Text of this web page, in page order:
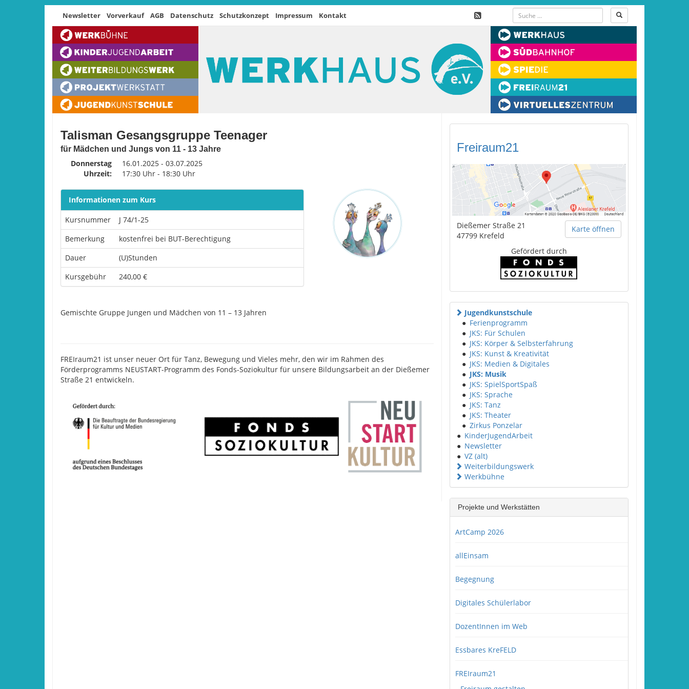
Newsletter Vorverkauf AGB Datenschutz Schutzkonzept Impressum Kontakt
Talisman Gesangsgruppe Teenager
für Mädchen und Jungs von 11 - 13 Jahre
Donnerstag
16.01.2025 - 03.07.2025
Uhrzeit:
17:30 Uhr - 18:30 Uhr
Informationen zum Kurs
Kursnummer
J 74/1-25
Bemerkung
kostenfrei bei BUT-Berechtigung
Dauer
(U)Stunden
Kursgebühr
240,00 €
Gemischte Gruppe Jungen und Mädchen von 11 – 13 Jahren
FREIraum21 ist unser neuer Ort für Tanz, Bewegung und Vieles mehr, den wir im Rahmen des
Förderprogramms NEUSTART-Programm des Fonds-Soziokultur für unsere Bildungsarbeit an der Dießemer
Straße 21 entwickeln.
Freiraum21
Karte öffnen
Dießemer Straße 21
47799 Krefeld
Gefördert durch
Jugendkunstschule
● Ferienprogramm
● JKS: Für Schulen
● JKS: Körper & Selbsterfahrung
● JKS: Kunst & Kreativität
● JKS: Medien & Digitales
● JKS: Musik
● JKS: SpielSportSpaß
● JKS: Sprache
● JKS: Tanz
● JKS: Theater
● Zirkus Ponzelar
● KinderJugendArbeit
● Newsletter
● VZ (alt)
Weiterbildungswerk
Werkbühne
Projekte und Werkstätten
ArtCamp 2026
allEinsam
Begegnung
Digitales Schülerlabor
DozentInnen im Web
Essbares KreFELD
FREIraum21